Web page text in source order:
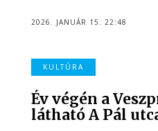
2026. JANUÁR 15. 22:48
KULTÚRA
Év végén a
látható A Pál